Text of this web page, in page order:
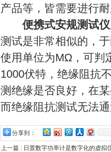
产品等，皆需要进行
便携式安规测试仪
测试是非常相似的，
使用单位为MΩ，可判
1000伏特，绝缘阻抗
测绝缘是否良好，在
而绝缘阻抗测试无法
分享到：
上一篇 : 日置数字功率计是数字化的虚拟